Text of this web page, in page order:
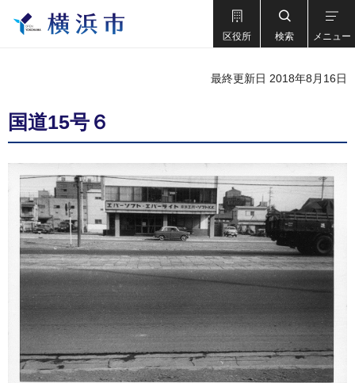
区役所 検索 メニュー
最終更新日 2018年8月16日
国道15号６